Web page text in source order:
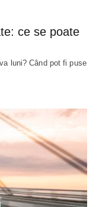
ce se poate
luni? Când pot fi puse